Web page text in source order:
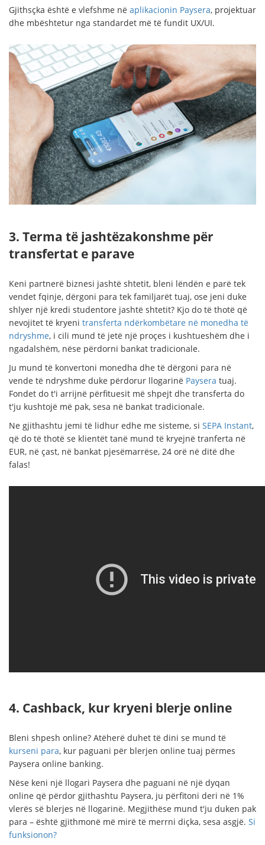
Gjithsçka është e vlefshme në aplikacionin Paysera, projektuar
dhe mbështetur nga standardet më të fundit UX/UI.
3. Terma të jashtëzakonshme për
transfertat e parave
Keni partnerë biznesi jashtë shtetit, bleni lëndën e parë tek
vendet fqinje, dërgoni para tek familjarët tuaj, ose jeni duke
shlyer një kredi studentore jashtë shtetit? Kjo do të thotë që
nevojitet të kryeni transferta ndërkombëtare në monedha të
ndryshme, i cili mund të jetë një proçes i kushtueshëm dhe i
ngadalshëm, nëse përdorni bankat tradicionale.
Ju mund të konvertoni monedha dhe të dërgoni para në
vende të ndryshme duke përdorur llogarinë Paysera tuaj.
Fondet do t'i arrijnë përfituesit më shpejt dhe transferta do
t'ju kushtojë më pak, sesa në bankat tradicionale.
Ne gjithashtu jemi të lidhur edhe me sisteme, si SEPA Instant,
që do të thotë se klientët tanë mund të kryejnë tranferta në
EUR, në çast, në bankat pjesëmarrëse, 24 orë në ditë dhe
falas!
4. Cashback, kur kryeni blerje online
Bleni shpesh online? Atëherë duhet të dini se mund të
kurseni para, kur paguani për blerjen online tuaj përmes
Paysera online banking.
Nëse keni një llogari Paysera dhe paguani në një dyqan
online që përdor gjithashtu Paysera, ju përfitoni deri në 1%
vlerës së blerjes në llogarinë. Megjithëse mund t'ju duken pak
para – është gjithmonë më mirë të merrni diçka, sesa asgjë. Si
funksionon?